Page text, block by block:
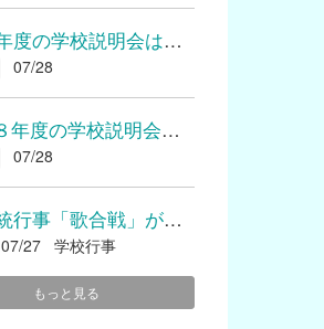
令和８年度の学校説明会は終了いたしました たくさんのご参加あり...
07/28
令和８年度の学校説明会は終了いたしました たくさんのご参加...
07/28
宮一伝統行事「歌合戦」が開催されました
07/27 学校行事
もっと見る